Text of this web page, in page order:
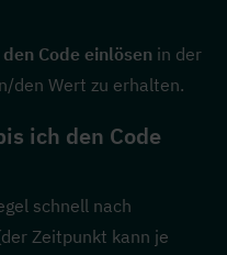
den Code einlösen in der
den Wert zu erhalten.
ich den Code
schnell nach
Zeitpunkt kann je